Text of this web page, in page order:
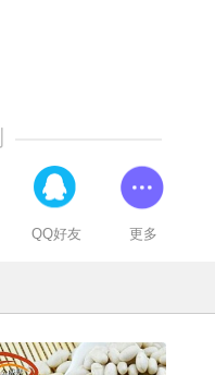
QQ好友 更多